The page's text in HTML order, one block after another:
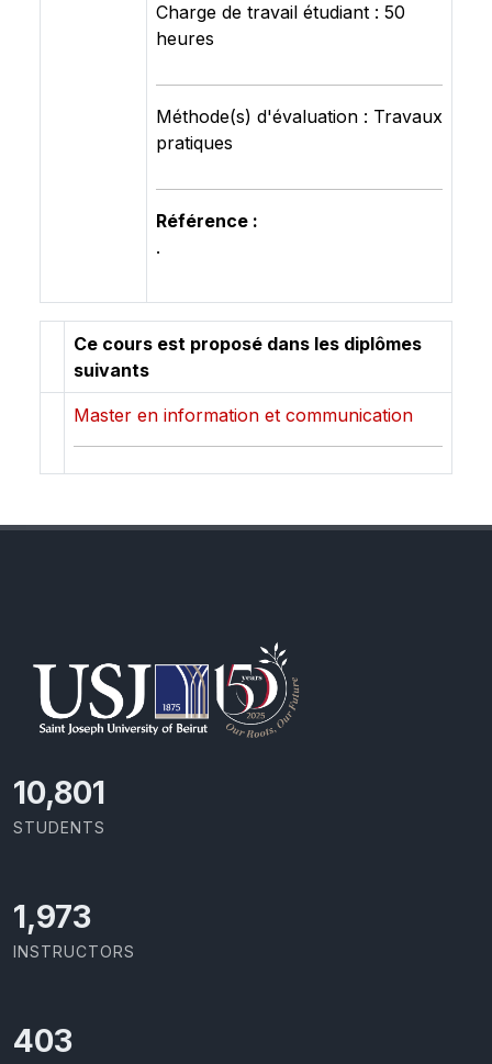
Charge de travail étudiant : 50
heures
Méthode(s) d'évaluation : Travaux
pratiques
Référence :
.
Ce cours est proposé dans les diplômes
suivants
Master en information et communication
11,418
STUDENTS
2,086
INSTRUCTORS
426